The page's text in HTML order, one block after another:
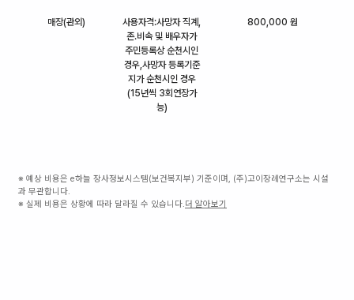
매장(관외)
사용자격:사망자 직계,
존.비속 및 배우자가
주민등록상 순천시인
경우,사망자 등록기준
지가 순천시인 경우
(15년씩 3회연장가
능)
800,000 원
※ 예상 비용은 e하늘 장사정보시스템(보건복지부) 기준이며, (주)고이장례연구소는 시설
과 무관합니다.
※ 실제 비용은 상황에 따라 달라질 수 있습니다.더 알아보기